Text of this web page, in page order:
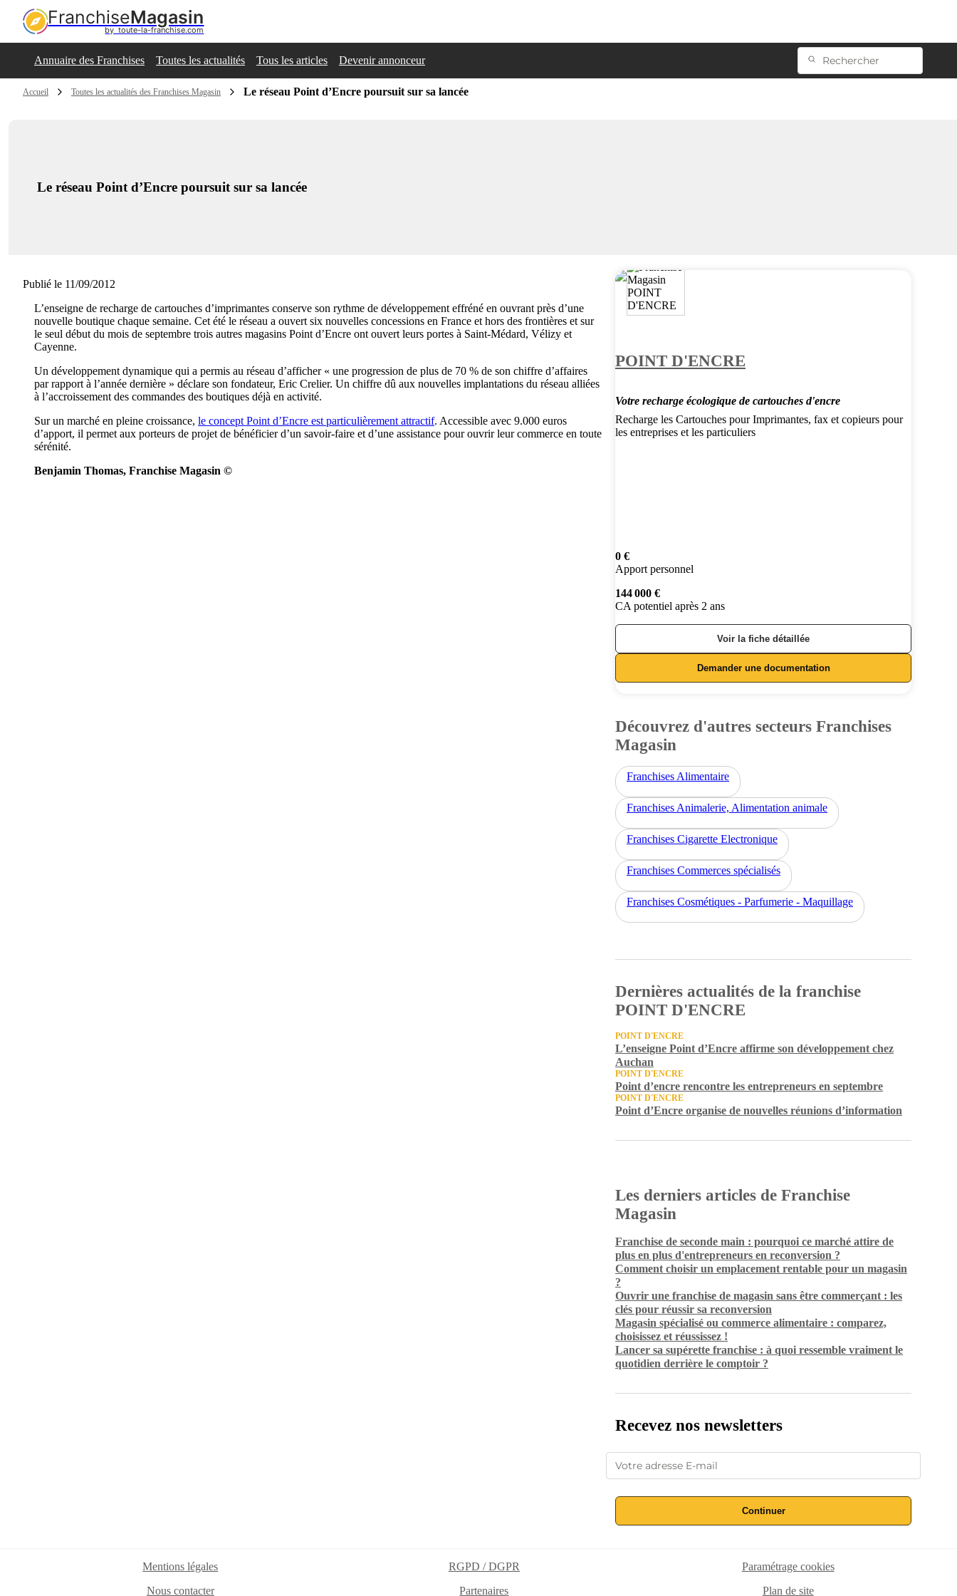
FranchiseMagasin
by  toute-la-franchise.com
Annuaire des Franchises Toutes les actualités Tous les articles Devenir annonceur
Accueil Toutes les actualités des Franchises Magasin Le réseau Point d’Encre poursuit sur sa lancée
Le réseau Point d’Encre poursuit sur sa lancée
Publié le 11/09/2012
L’enseigne de recharge de cartouches d’imprimantes conserve son rythme de développement effréné en ouvrant près d’une
nouvelle boutique chaque semaine. Cet été le réseau a ouvert six nouvelles concessions en France et hors des frontières et sur
le seul début du mois de septembre trois autres magasins Point d’Encre ont ouvert leurs portes à Saint-Médard, Vélizy et
Cayenne.
Un développement dynamique qui a permis au réseau d’afficher « une progression de plus de 70 % de son chiffre d’affaires
par rapport à l’année dernière » déclare son fondateur, Eric Crelier. Un chiffre dû aux nouvelles implantations du réseau alliées
à l’accroissement des commandes des boutiques déjà en activité.
Sur un marché en pleine croissance, le concept Point d’Encre est particulièrement attractif. Accessible avec 9.000 euros
d’apport, il permet aux porteurs de projet de bénéficier d’un savoir-faire et d’une assistance pour ouvrir leur commerce en toute
sérénité.
Benjamin Thomas, Franchise Magasin ©
POINT D'ENCRE
Votre recharge écologique de cartouches d'encre
Recharge les Cartouches pour Imprimantes, fax et copieurs pour
les entreprises et les particuliers
0 €
Apport personnel
144 000 €
CA potentiel après 2 ans
Voir la fiche détaillée
Demander une documentation
Découvrez d'autres secteurs Franchises
Magasin
Franchises Alimentaire
Franchises Animalerie, Alimentation animale
Franchises Cigarette Electronique
Franchises Commerces spécialisés
Franchises Cosmétiques - Parfumerie - Maquillage
Dernières actualités de la franchise
POINT D'ENCRE
POINT D'ENCRE
L’enseigne Point d’Encre affirme son développement chez
Auchan
POINT D'ENCRE
Point d’encre rencontre les entrepreneurs en septembre
POINT D'ENCRE
Point d’Encre organise de nouvelles réunions d’information
Les derniers articles de Franchise
Magasin
Franchise de seconde main : pourquoi ce marché attire de
plus en plus d'entrepreneurs en reconversion ?
Comment choisir un emplacement rentable pour un magasin
?
Ouvrir une franchise de magasin sans être commerçant : les
clés pour réussir sa reconversion
Magasin spécialisé ou commerce alimentaire : comparez,
choisissez et réussissez !
Lancer sa supérette franchise : à quoi ressemble vraiment le
quotidien derrière le comptoir ?
Recevez nos newsletters
Continuer
Mentions légales RGPD / DGPR
Paramétrage cookies
Nous contacter
Partenaires Plan de site